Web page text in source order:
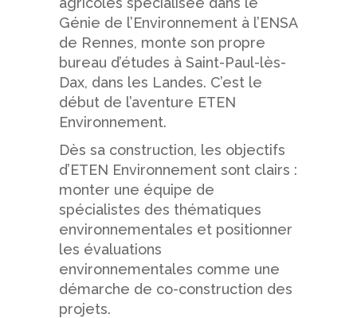
Génie de l’Environnement à l’ENSA
de Rennes, monte son propre
bureau d’études à Saint-Paul-lès-
Dax, dans les Landes. C’est le
début de l’aventure ETEN
Environnement.
Dès sa construction, les objectifs
d’ETEN Environnement sont clairs :
monter une équipe de
spécialistes des thématiques
environnementales et positionner
les évaluations
environnementales comme une
démarche de co-construction des
projets.